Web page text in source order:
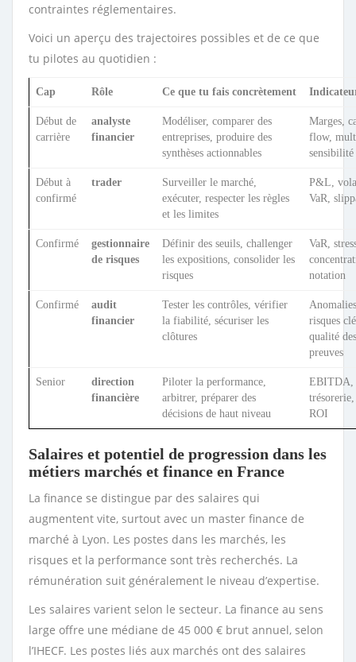
contraintes réglementaires.
Voici un aperçu des trajectoires possibles et de ce que
tu pilotes au quotidien :
Cap Rôle Ce que tu fais concrètement
Début de
carrière
analyste
financier
Modéliser, comparer des
entreprises, produire des
synthèses actionnables
Marges,
flow,
sensibilité
Début à
confirmé
trader
Surveiller le marché,
exécuter, respecter les règles
et les limites
P&L,
VaR,
Confirmé
gestionnaire
de risques
Définir des seuils, challenger
les expositions, consolider les
risques
VaR,
notation
Confirmé
audit
financier
Tester les contrôles, vérifier
la fiabilité, sécuriser les
clôtures
risques
qualité des
preuves
Senior
direction
financière
Piloter la performance,
arbitrer, préparer des
décisions de haut niveau
EBITDA,
ROI
Salaires et potentiel de progression dans les
métiers marchés et finance en France
La finance se distingue par des salaires qui
augmentent vite, surtout avec un master finance de
marché à Lyon. Les postes dans les marchés, les
risques et la performance sont très recherchés. La
rémunération suit généralement le niveau d’expertise.
Les salaires varient selon le secteur. La finance au sens
large offre une médiane de 45 000 € brut annuel, selon
l’IHECF. Les postes liés aux marchés ont des salaires